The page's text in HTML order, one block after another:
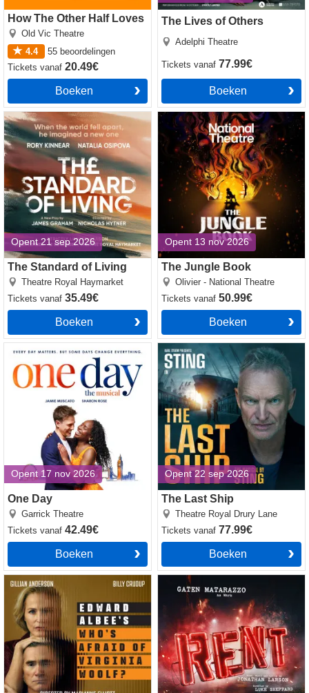
How The Other Half Loves
Old Vic Theatre
4.4
55 beoordelingen
Tickets vanaf 20.49€
Boeken
The Lives of Others
Adelphi Theatre
Ticketsvanaf77.99€
Boeken
Opent 21 sep 2026
The Standard of Living
Theatre Royal Haymarket
Tickets vanaf 35.49€
Boeken
The Standard of Living tickets
Opent 13 nov 2026
The Jungle Book
Olivier - National Theatre
Ticketsvanaf50.99€
Boeken
The Jungle Book tickets
Opent 17 nov 2026
One Day
Garrick Theatre
Tickets vanaf 42.49€
Boeken
One Day tickets
Opent 22 sep 2026
The Last Ship
Theatre Royal Drury Lane
Ticketsvanaf 77.99€
Boeken
The Last Ship tickets
Who's Afraid of Virginia Woolf
tickets
Rent tickets